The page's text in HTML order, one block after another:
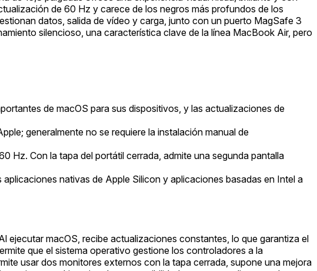
de 60 Hz y carece de los negros más profundos de los
datos, salida de vídeo y carga, junto con un puerto MagSafe 3
silencioso, una característica clave de la línea MacBook Air, pero
de macOS para sus dispositivos, y las actualizaciones de
generalmente no se requiere la instalación manual de
Con la tapa del portátil cerrada, admite una segunda pantalla
nativas de Apple Silicon y aplicaciones basadas en Intel a
ejecutar macOS, recibe actualizaciones constantes, lo que garantiza el
que el sistema operativo gestione los controladores a la
usar dos monitores externos con la tapa cerrada, supone una mejora